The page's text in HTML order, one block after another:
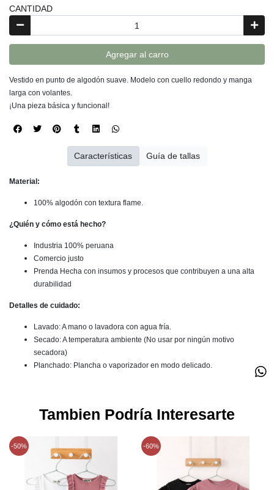
CANTIDAD
Agregar al carro
Vestido en punto de algodón suave. Modelo con cuello redondo y manga
larga con volantes.
¡Una pieza básica y funcional!
Material:
100% algodón con textura flame.
¿Quién y cómo está hecho?
Industria 100% peruana
Comercio justo
Prenda Hecha con insumos y procesos que contribuyen a una alta
durabilidad
Detalles de cuidado:
Lavado: A mano o lavadora con agua fría.
Secado: A temperatura ambiente (No usar por ningún motivo
secadora)
Planchado: Plancha o vaporizador en modo delicado.
Características Guía de tallas
Tambien Podría Interesarte
-50% -60%